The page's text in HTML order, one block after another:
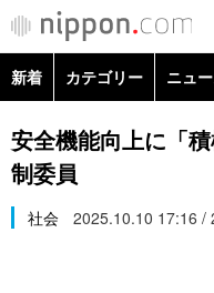
カテゴリー
新着 カテゴリー ニュ
政治・外交
経済・ビジネス
安全機能向上に「
制委員
社会 2025.10.10 17:16 /